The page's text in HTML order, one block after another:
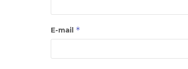
E-mail *